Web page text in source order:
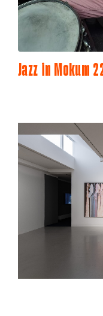
Jazz in Mokum